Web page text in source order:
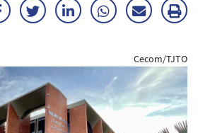
FacebookTwitterLinkedInWhatsApp
Enviar
E-
mail
Cecom/TJTO